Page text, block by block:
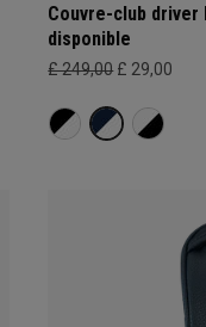
Couvre-club driver
disponible
£ 249,00 £ 29,00